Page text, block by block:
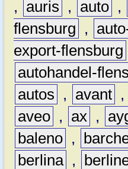
,
auris , auto ,
flensburg
,
export-flensburg
autohandel-
autos
, avant ,
aveo , ax ,
baleno ,
berlina ,